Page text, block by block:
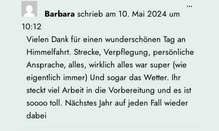
Barbara schrieb am 10. Mai 2024 um
10:12
Vielen Dank für einen wunderschönen Tag an
Himmelfahrt. Strecke, Verpflegung, persönliche
Ansprache, alles, wirklich alles war super (wie
eigentlich immer) Und sogar das Wetter. Ihr
steckt viel Arbeit in die Vorbereitung und es ist
soooo toll. Nächstes Jahr auf jeden Fall wieder
dabei
…